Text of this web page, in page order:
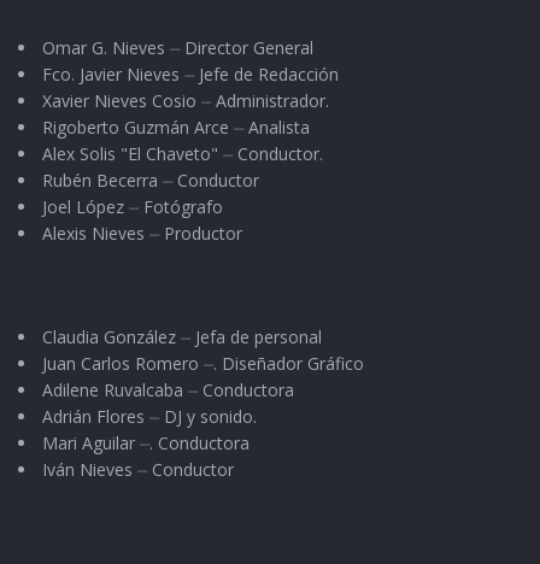
Omar G. Nieves ⏤ Director General
Fco. Javier Nieves ⏤ Jefe de Redacción
Xavier Nieves Cosio ⏤ Administrador.
Rigoberto Guzmán Arce ⏤ Analista
Alex Solis "El Chaveto" ⏤ Conductor.
Rubén Becerra ⏤ Conductor
Joel López ⏤ Fotógrafo
Alexis Nieves ⏤ Productor
Claudia González ⏤ Jefa de personal
Juan Carlos Romero ⏤. Diseñador Gráfico
Adilene Ruvalcaba ⏤ Conductora
Adrián Flores ⏤ DJ y sonido.
Mari Aguilar ⏤. Conductora
Iván Nieves ⏤ Conductor